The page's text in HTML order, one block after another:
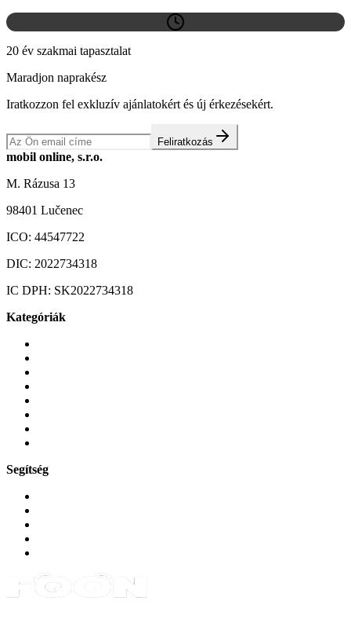
20 év szakmai tapasztalat
Maradjon naprakész
Iratkozzon fel exkluzív ajánlatokért és új érkezésekért.
Feliratkozás
mobil online, s.r.o.
M. Rázusa 13
98401 Lučenec
ICO: 44547722
DIC: 2022734318
IC DPH: SK2022734318
Kategóriák
Segítség